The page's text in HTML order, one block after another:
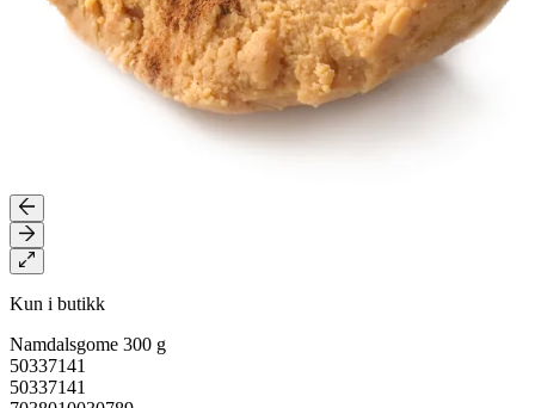
Kun i butikk
Namdalsgome 300 g
50337141
50337141